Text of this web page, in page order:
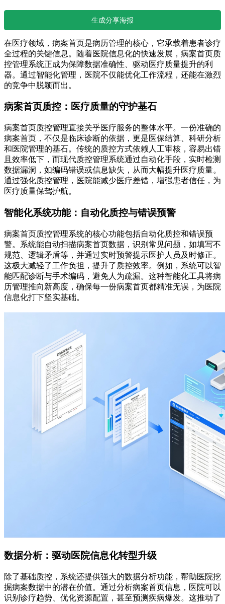
生成分享海报
在医疗领域，病案首页是病历管理的核心，它承载着患者诊疗
全过程的关键信息。随着医院信息化的快速发展，病案首页质
控管理系统正成为保障数据准确性、驱动医疗质量提升的利
器。通过智能化管理，医院不仅能优化工作流程，还能在激烈
的竞争中脱颖而出。
病案首页质控：医疗质量的守护基石
病案首页质控管理直接关乎医疗服务的整体水平。一份准确的
病案首页，不仅是临床诊断的依据，更是医保结算、科研分析
和医院管理的基石。传统的质控方式依赖人工审核，容易出错
且效率低下，而现代质控管理系统通过自动化手段，实时检测
数据漏洞，如编码错误或信息缺失，从而大幅提升医疗质量。
通过强化质控管理，医院能减少医疗差错，增强患者信任，为
医疗质量保驾护航。
智能化系统功能：自动化质控与错误预警
病案首页质控管理系统的核心功能包括自动化质控和错误预
警。系统能自动扫描病案首页数据，识别常见问题，如填写不
规范、逻辑矛盾等，并通过实时预警提示医护人员及时修正。
这极大减轻了工作负担，提升了质控效率。例如，系统可以智
能匹配诊断与手术编码，避免人为疏漏。这种智能化工具将病
历管理推向新高度，确保每一份病案首页都精准无误，为医院
信息化打下坚实基础。
数据分析：驱动医院信息化转型升级
除了基础质控，系统还提供强大的数据分析功能，帮助医院挖
掘病案数据中的潜在价值。通过分析病案首页信息，医院可以
识别诊疗趋势、优化资源配置，甚至预测疾病爆发。这推动了